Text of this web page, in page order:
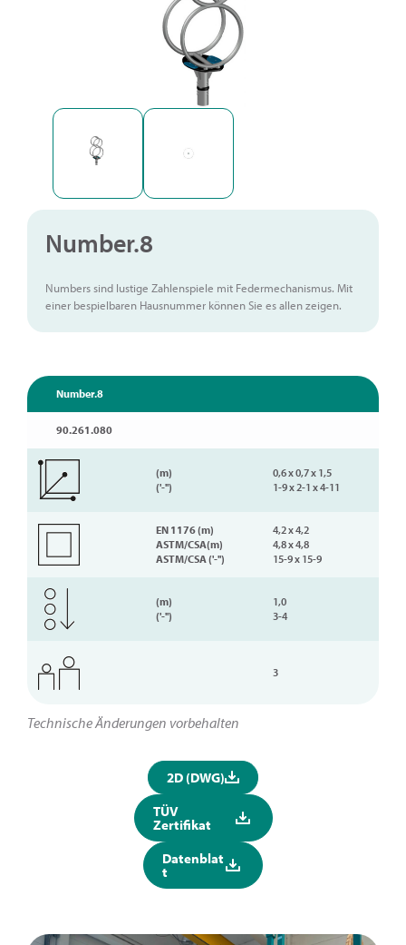
Number.8
Numbers sind lustige Zahlenspiele mit Federmechanismus. Mit
einer bespielbaren Hausnummer können Sie es allen zeigen.
Number.8
90.261.080
(m)
('-'')
0,6 x 0,7 x 1,5
1-9 x 2-1 x 4-11
EN 1176 (m)
ASTM/CSA(m)
ASTM/CSA ('-'')
4,2 x 4,2
4,8 x 4,8
15-9 x 15-9
(m)
('-'')
1,0
3-4
3
Technische Änderungen vorbehalten
2D (DWG)
TÜV
Zertifikat
Datenblat
t